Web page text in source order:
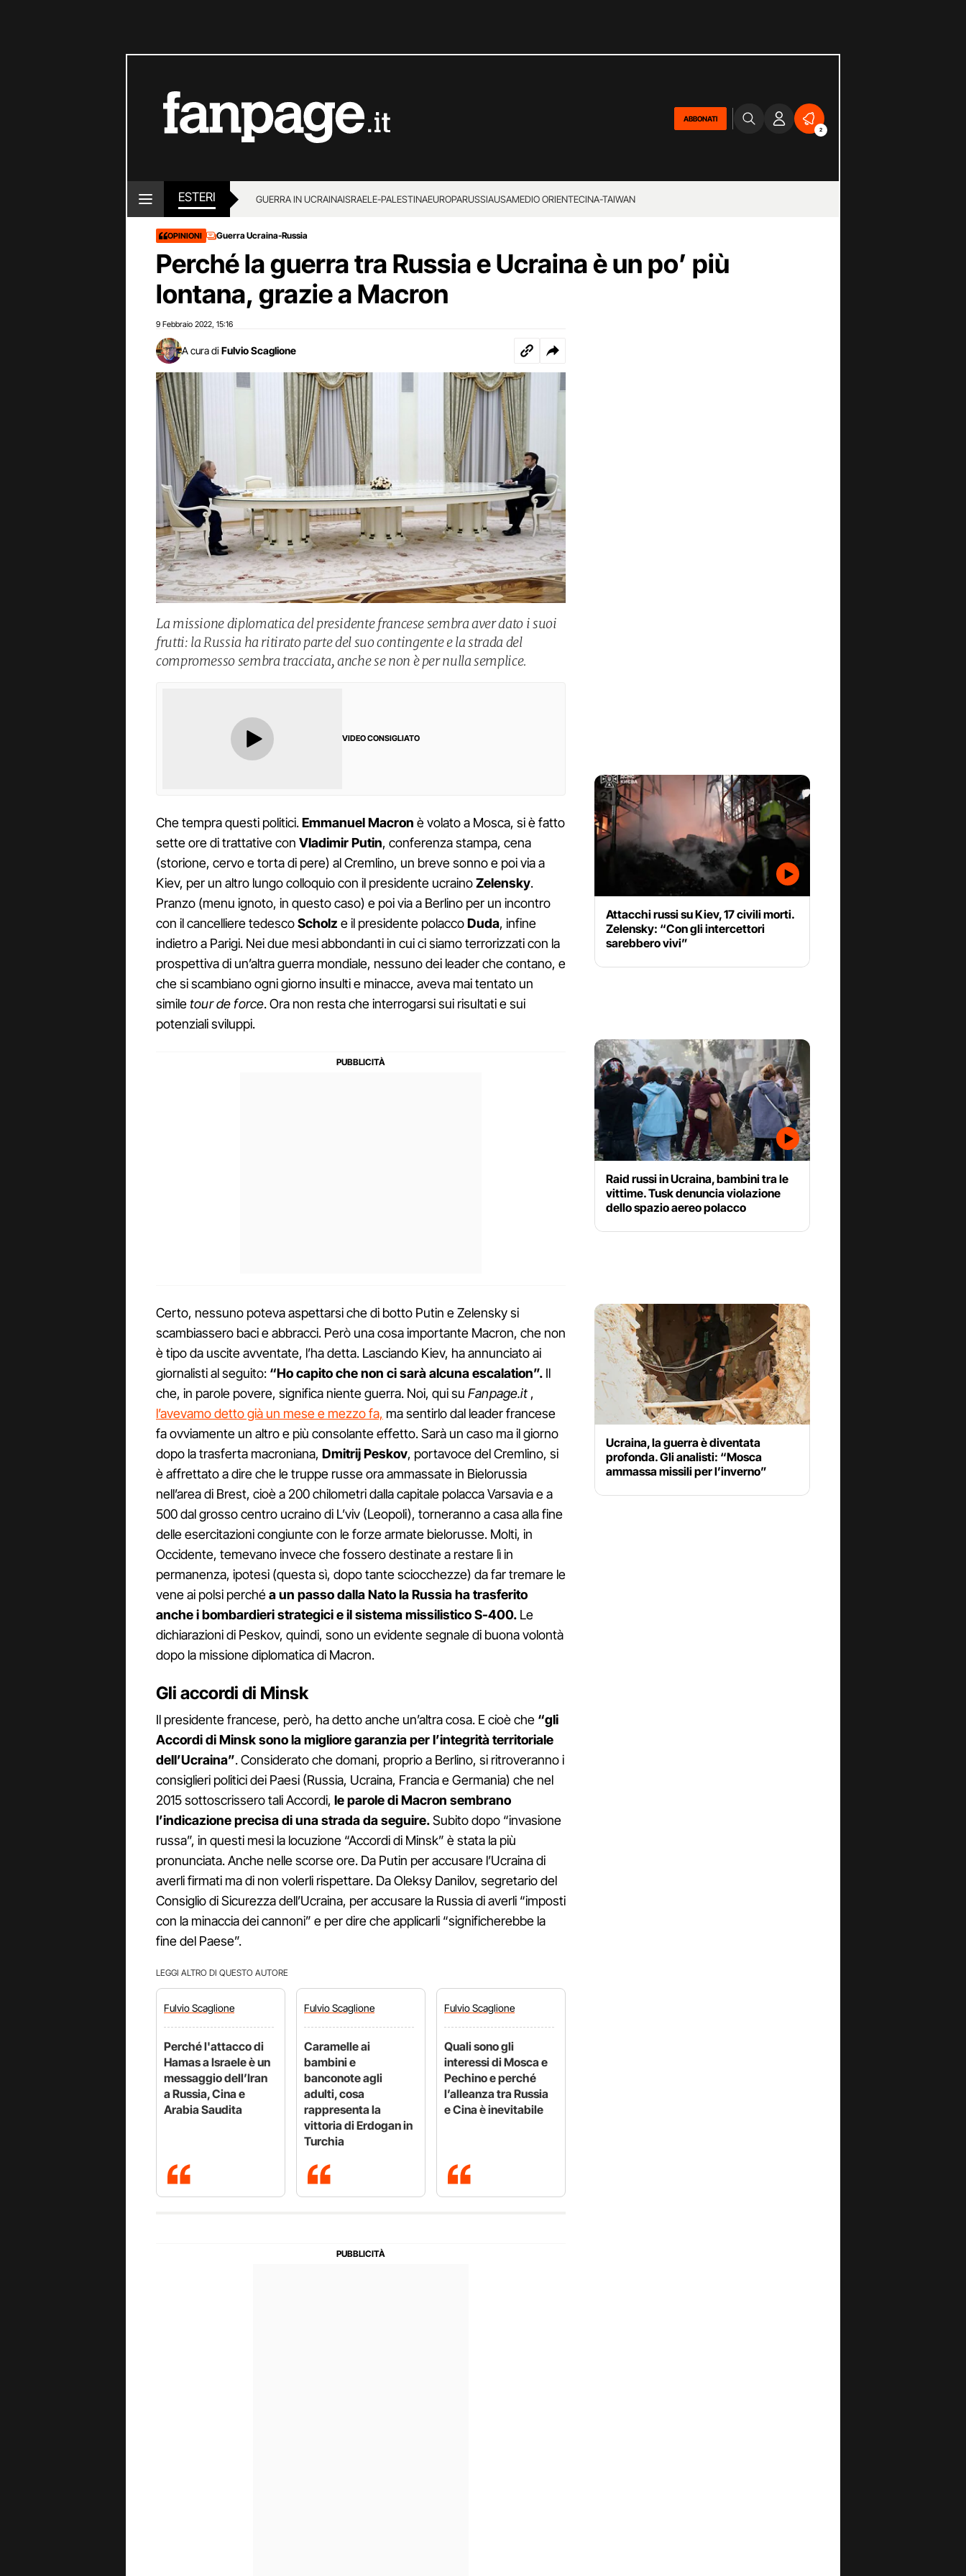
ABBONATI
2
ESTERI GUERRA IN UCRAINAISRAELE-PALESTINAEUROPARUSSIAUSAMEDIO ORIENTECINA-TAIWAN
OPINIONI Guerra Ucraina-Russia
Perché la guerra tra Russia e Ucraina è un po’ più
lontana, grazie a Macron
9 Febbraio 2022 15:16
A cura di Fulvio Scaglione
La missione diplomatica del presidente francese sembra aver dato i suoi
frutti: la Russia ha ritirato parte del suo contingente e la strada del
compromesso sembra tracciata, anche se non è per nulla semplice.
VIDEO CONSIGLIATO
Che tempra questi politici.Emmanuel Macron è volato a Mosca, si è fatto
sette ore di trattative con Vladimir Putin, conferenza stampa, cena
(storione, cervo e torta di pere) al Cremlino, un breve sonno e poi via a
Kiev, per un altro lungo colloquio con il presidente ucrainoZelensky.
Pranzo (menu ignoto, in questo caso) e poi via a Berlino per un incontro
con il cancelliere tedescoScholz e il presidente polaccoDuda, infine
indietro a Parigi. Nei due mesi abbondanti in cui ci siamo terrorizzati con la
prospettiva di un’altra guerra mondiale, nessuno dei leader che contano, e
che si scambiano ogni giorno insulti e minacce, aveva mai tentato un
similetour de force. Ora non resta che interrogarsi sui risultati e sui
potenziali sviluppi.
Certo, nessuno poteva aspettarsi che di botto Putin e Zelensky si
scambiassero baci e abbracci. Però una cosa importante Macron, che non
è tipo da uscite avventate, l’ha detta. Lasciando Kiev, ha annunciato ai
giornalisti al seguito: “Ho capito che non ci sarà alcuna escalation”. Il
che, in parole povere, significa niente guerra. Noi, qui su Fanpage.it,
l’avevamo detto già un mese e mezzo fa, ma sentirlo dal leader francese
fa ovviamente un altro e più consolante effetto. Sarà un caso ma il giorno
dopo la trasferta macroniana, Dmitrij Peskov, portavoce del Cremlino, si
è affrettato a dire che le truppe russe ora ammassate in Bielorussia
nell’area di Brest, cioè a 200 chilometri dalla capitale polacca Varsavia e a
500 dal grosso centro ucraino di L’viv (Leopoli), torneranno a casa alla fine
delle esercitazioni congiunte con le forze armate bielorusse. Molti, in
Occidente, temevano invece che fossero destinate a restare lì in
permanenza, ipotesi (questa sì, dopo tante sciocchezze) da far tremare le
vene ai polsi perchéa un passo dalla Nato la Russia ha trasferito
anche i bombardieri strategici e il sistema missilistico S-400. Le
dichiarazioni di Peskov, quindi, sono un evidente segnale di buona volontà
dopo la missione diplomatica di Macron.
Gli accordi di Minsk
Il presidente francese, però, ha detto anche un’altra cosa. E cioè che “gli
Accordi di Minsk sono la migliore garanzia per l’integrità territoriale
dell’Ucraina”. Considerato che domani, proprio a Berlino, si ritroveranno i
consiglieri politici dei Paesi (Russia, Ucraina, Francia e Germania) che nel
2015 sottoscrissero tali Accordi, le parole di Macron sembrano
l’indicazione precisa di una strada da seguire.Subito dopo “invasione
russa”, in questi mesi la locuzione “Accordi di Minsk” è stata la più
pronunciata. Anche nelle scorse ore. Da Putin per accusare l’Ucraina di
averli firmati ma di non volerli rispettare. Da Oleksy Danilov, segretario del
Consiglio di Sicurezza dell’Ucraina, per accusare la Russia di averli “imposti
con la minaccia dei cannoni” e per dire che applicarli “significherebbe la
fine del Paese”.
LEGGI ALTRO DI QUESTO AUTORE
FulvioScaglione
Perché l'attacco di
Hamas a Israele è un
messaggio dell’Iran
a Russia, Cina e
Arabia Saudita
FulvioScaglione
Caramelle ai
bambini e
banconote agli
adulti, cosa
rappresenta la
vittoria di Erdogan in
Turchia
FulvioScaglione
Quali sono gli
interessi di Mosca e
Pechino e perché
l’alleanza tra Russia
e Cina è inevitabile
Attacchi russi su Kiev, 17 civili morti.
Zelensky: “Con gli intercettori
sarebbero vivi”
Raid russi in Ucraina, bambini tra le
vittime. Tusk denuncia violazione
dello spazio aereo polacco
Ucraina, la guerra è diventata
profonda. Gli analisti: “Mosca
ammassa missili per l’inverno”